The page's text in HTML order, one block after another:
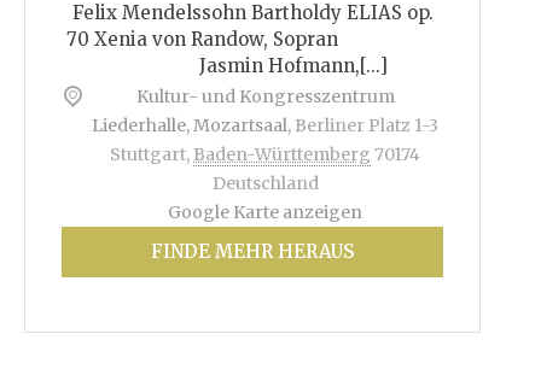
Felix Mendelssohn Bartholdy ELIAS op.
70 Xenia von Randow, Sopran
Jasmin Hofmann,[...]
Kultur- und Kongresszentrum
Liederhalle, Mozartsaal, Berliner Platz 1-3
Stuttgart, Baden-Württemberg 70174
Deutschland
Google Karte anzeigen
FINDE MEHR HERAUS